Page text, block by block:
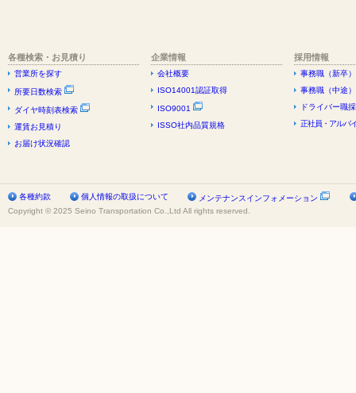
各種検索・お見積り
営業所を探す
所要日数検索
ダイヤ時刻表検索
運賃お見積り
お届け状況確認
企業情報
会社概要
ISO14001認証取得
ISO9001
ISSO社内品質規格
採用情報
事務職（新卒
事務職（中途
ドライバー職
正社員・アルバ
各種約款 個人情報の取扱について
メンテナンスインフォメーション
Copyright © 2025 Seino Transportation Co.,Ltd All rights reserved.